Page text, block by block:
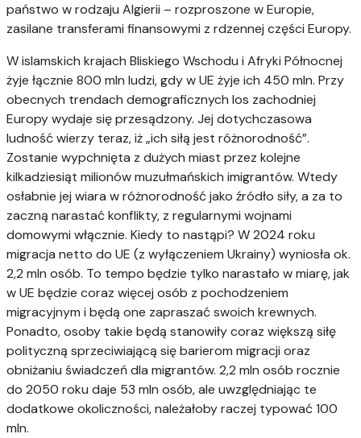
państwo w rodzaju Algierii – rozproszone w Europie,
zasilane transferami finansowymi z rdzennej części Europy.
W islamskich krajach Bliskiego Wschodu i Afryki Północnej
żyje łącznie 800 mln ludzi, gdy w UE żyje ich 450 mln. Przy
obecnych trendach demograficznych los zachodniej
Europy wydaje się przesądzony. Jej dotychczasowa
ludność wierzy teraz, iż „ich siłą jest różnorodność”.
Zostanie wypchnięta z dużych miast przez kolejne
kilkadziesiąt milionów muzułmańskich imigrantów. Wtedy
osłabnie jej wiara w różnorodność jako źródło siły, a za to
zaczną narastać konflikty, z regularnymi wojnami
domowymi włącznie. Kiedy to nastąpi? W 2024 roku
migracja netto do UE (z wyłączeniem Ukrainy) wyniosła ok.
2,2 mln osób. To tempo będzie tylko narastało w miarę, jak
w UE będzie coraz więcej osób z pochodzeniem
migracyjnym i będą one zapraszać swoich krewnych.
Ponadto, osoby takie będą stanowiły coraz większą siłę
polityczną sprzeciwiającą się barierom migracji oraz
obniżaniu świadczeń dla migrantów. 2,2 mln osób rocznie
do 2050 roku daje 53 mln osób, ale uwzględniając te
dodatkowe okoliczności, należałoby raczej typować 100
mln.